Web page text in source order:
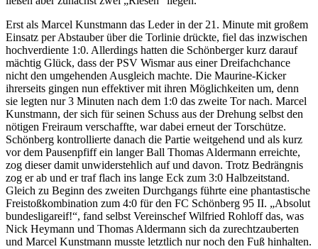
Erst als Marcel Kunstmann das Leder in der 21. Minute mit großem
Einsatz per Abstauber über die Torlinie drückte, fiel das inzwischen
hochverdiente 1:0. Allerdings hatten die Schönberger kurz darauf
mächtig Glück, dass der PSV Wismar aus einer Dreifachchance
nicht den umgehenden Ausgleich machte. Die Maurine-Kicker
ihrerseits gingen nun effektiver mit ihren Möglichkeiten um, denn
sie legten nur 3 Minuten nach dem 1:0 das zweite Tor nach. Marcel
Kunstmann, der sich für seinen Schuss aus der Drehung selbst den
nötigen Freiraum verschaffte, war dabei erneut der Torschütze.
Schönberg kontrollierte danach die Partie weitgehend und als kurz
vor dem Pausenpfiff ein langer Ball Thomas Aldermann erreichte,
zog dieser damit unwiderstehlich auf und davon. Trotz Bedrängnis
zog er ab und er traf flach ins lange Eck zum 3:0 Halbzeitstand.
Gleich zu Beginn des zweiten Durchgangs führte eine phantastische
Freistoßkombination zum 4:0 für den FC Schönberg 95 II. „Absolut
bundesligareif!“, fand selbst Vereinschef Wilfried Rohloff das, was
Nick Heymann und Thomas Aldermann sich da zurechtzauberten
und Marcel Kunstmann musste letztlich nur noch den Fuß hinhalten.